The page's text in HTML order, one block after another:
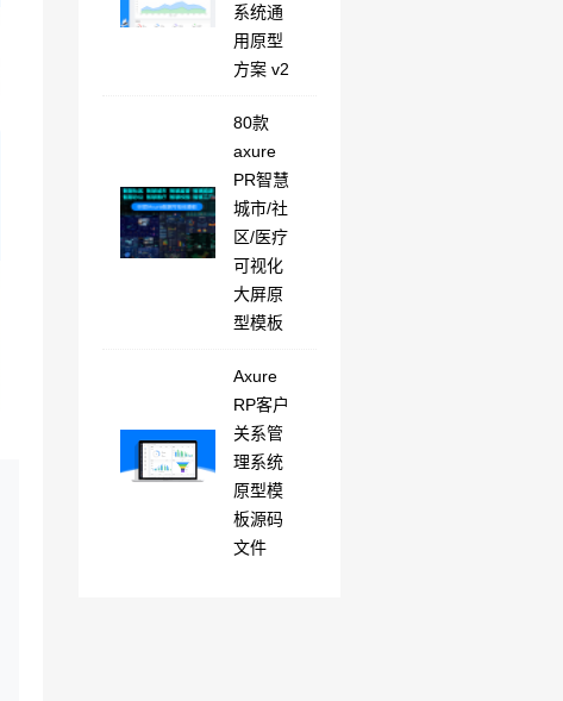
系统通
用原型
方案 v2
80款
axure
PR智慧
城市/社
区/医疗
可视化
大屏原
型模板
Axure
RP客户
关系管
理系统
原型模
板源码
文件